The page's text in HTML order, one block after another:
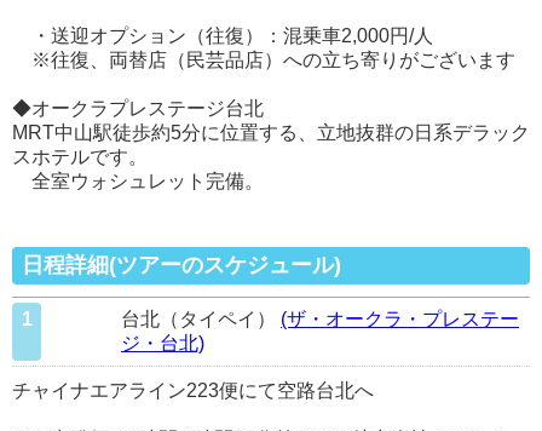
・送迎オプション（往復）：混乗車2,000円/人
※往復、両替店（民芸品店）への立ち寄りがございます
◆オークラプレステージ台北
MRT中山駅徒歩約5分に位置する、立地抜群の日系デラック
スホテルです。
全室ウォシュレット完備。
日程詳細(ツアーのスケジュール)
1 台北（タイペイ） (ザ・オークラ・プレステー
ジ・台北)
チャイナエアライン223便にて空路台北へ